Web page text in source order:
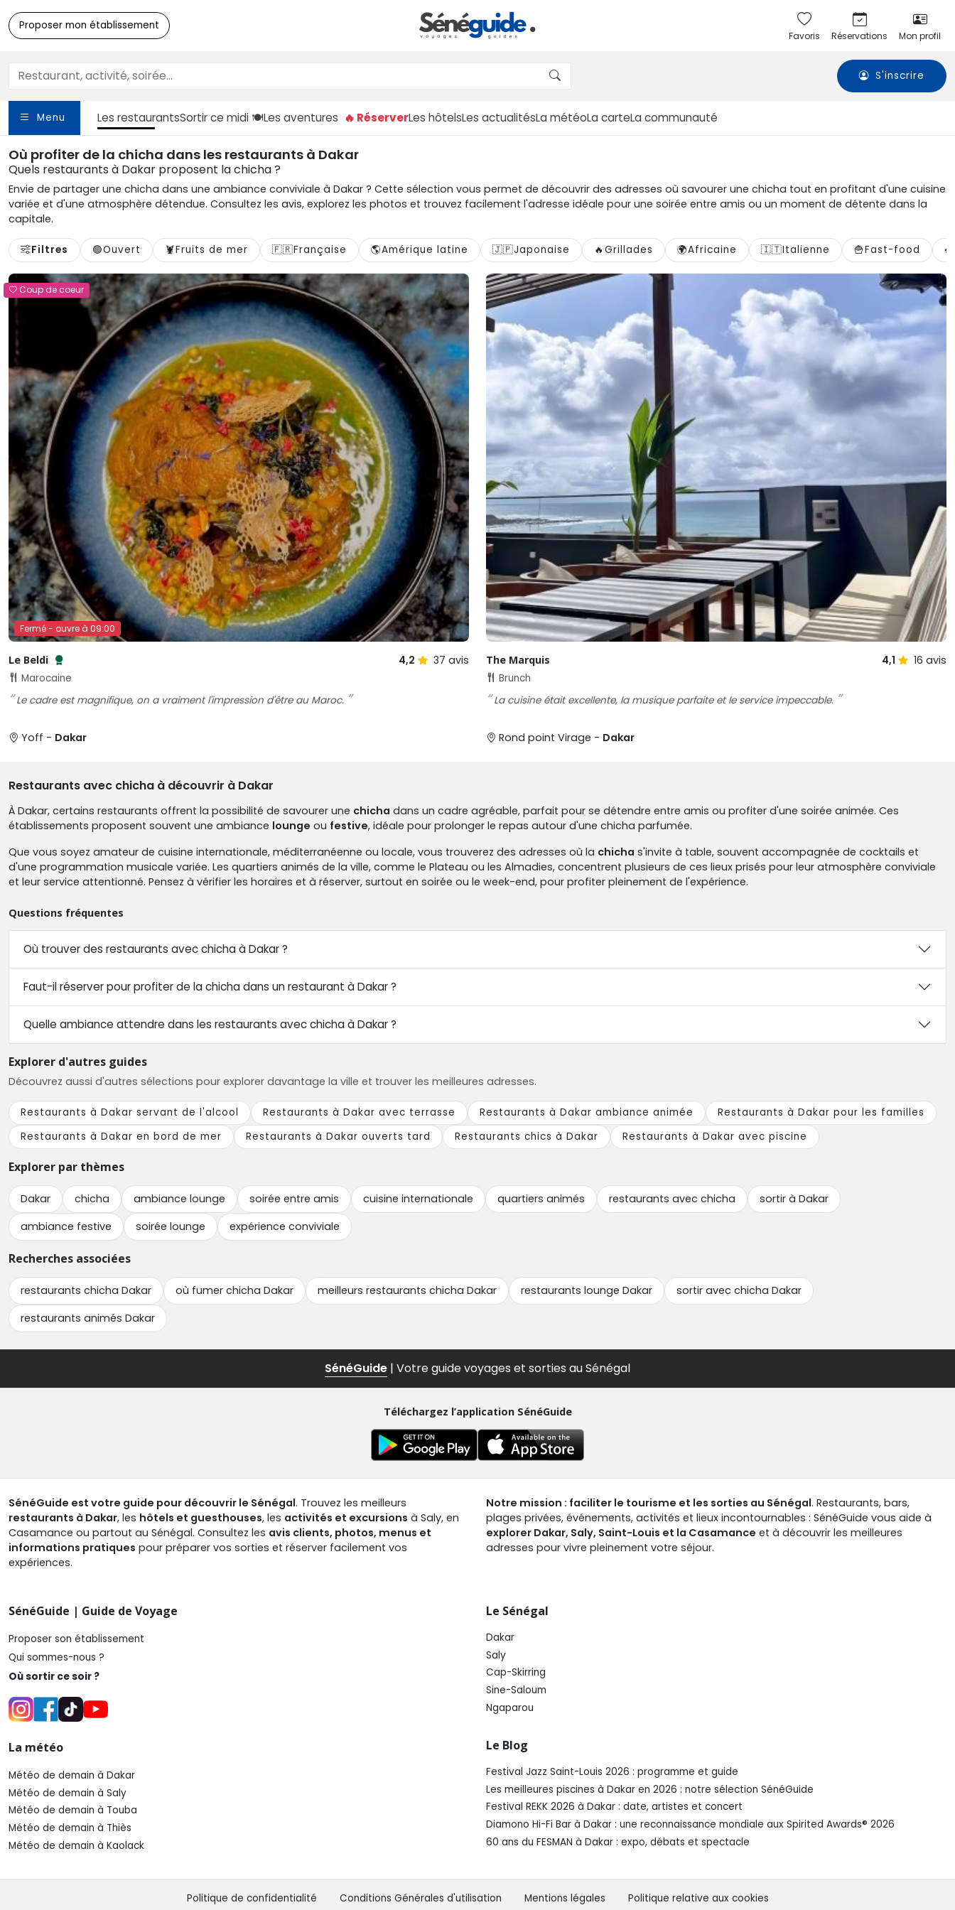
Proposer mon établissement
Favoris Réservations Mon profil
S'inscrire
Menu Les restaurantsSortirce midi 🍽️Les aventures 🔥 RéserverLes hôtelsLes actualitésLa météoLa carteLa communauté
Où profiter de la chicha dans les restaurants à Dakar
Quels restaurants à Dakar proposent la chicha ?
Envie de partager une chicha dans une ambiance conviviale à Dakar ? Cette sélection vous permet de découvrir des adresses où savourer une chicha tout en profitant d'une cuisine
variée et d'une atmosphère détendue. Consultez les avis, explorez les photos et trouvez facilement l'adresse idéale pour une soirée entre amis ou un moment de détente dans la
capitale.
Filtres 🟢Ouvert 🦞Fruits de mer 🇫🇷Française 🌎Amérique latine 🇯🇵Japonaise 🔥 Grillades 🌍Africaine 🇮🇹Italienne 🍟Fast-food 🍣
Fermé - ouvre à 09:00
Coup de coeur
Le Beldi
Testé et approuvé par SénéGuide
4,2 37 avis
Marocaine
Le cadre est magnifique, on a vraiment l'impression d'être au Maroc.
Yoff - Dakar
The Marquis 4,1 16 avis
Brunch
La cuisine était excellente, la musique parfaite et le service impeccable.
Rond point Virage - Dakar
Restaurants avec chicha à découvrir à Dakar
À Dakar, certains restaurants offrent la possibilité de savourer une chicha dans un cadre agréable, parfait pour se détendre entre amis ou profiter d'une soirée animée. Ces
établissements proposent souvent une ambiance lounge ou festive, idéale pour prolonger le repas autour d'une chicha parfumée.
Que vous soyez amateur de cuisine internationale, méditerranéenne ou locale, vous trouverez des adresses où la chicha s'invite à table, souvent accompagnée de cocktails et
d'une programmation musicale variée. Les quartiers animés de la ville, comme le Plateau ou les Almadies, concentrent plusieurs de ces lieux prisés pour leur atmosphère conviviale
et leur service attentionné. Pensez à vérifier les horaires et à réserver, surtout en soirée ou le week-end, pour profiter pleinement de l'expérience.
Questions fréquentes
Où trouver des restaurants avec chicha à Dakar ?
Faut-il réserver pour profiter de la chicha dans un restaurant à Dakar ?
Quelle ambiance attendre dans les restaurants avec chicha à Dakar ?
Explorer d'autres guides
Découvrez aussi d'autres sélections pour explorer davantage la ville et trouver les meilleures adresses.
Restaurants à Dakar servant de l'alcool Restaurants à Dakar avec terrasse Restaurants à Dakar ambiance animée
Restaurants à Dakar pour les familles
Restaurants à Dakar en bord de mer
Restaurants à Dakar ouverts tard Restaurants chics à Dakar Restaurants à Dakar avec piscine
Explorer par thèmes
Dakar chicha ambiance lounge soirée entre amis cuisine internationale quartiers animés restaurants avec chicha
sortir à Dakar
ambiance festive
soirée lounge expérience conviviale
Recherches associées
restaurants chicha Dakar où fumer chicha Dakar meilleurs restaurants chicha Dakar restaurants lounge Dakar
sortir avec chicha Dakar
restaurants animés Dakar
SénéGuide | Votre guide voyages et sorties au Sénégal
Téléchargez l’application SénéGuide
SénéGuide est votre guide pour découvrir le Sénégal. Trouvez les meilleurs
restaurants à Dakar, les hôtels et guesthouses, les activités et excursions à Saly, en
Casamance ou partout au Sénégal. Consultez les avis clients, photos, menus et
informations pratiques pour préparer vos sorties et réserver facilement vos
expériences.
Notre mission : faciliter le tourisme et les sorties au Sénégal. Restaurants, bars,
plages privées, événements, activités et lieux incontournables : SénéGuide vous aide à
explorer Dakar, Saly, Saint-Louis et la Casamance et à découvrir les meilleures
adresses pour vivre pleinement votre séjour.
SénéGuide | Guide de Voyage
Proposer son établissement
Qui sommes-nous ?
Où sortir ce soir ?
Le Sénégal
Dakar
Saly
Cap-Skirring
Sine-Saloum
Ngaparou
La météo
Météo de demain à Dakar
Météo de demain à Saly
Météo de demain à Touba
Météo de demain à Thiès
Météo de demain à Kaolack
Le Blog
Festival Jazz Saint-Louis 2026 : programme et guide
Les meilleures piscines à Dakar en 2026 : notre sélection SénéGuide
Festival REKK 2026 à Dakar : date, artistes et concert
Diamono Hi-Fi Bar à Dakar : une reconnaissance mondiale aux Spirited Awards®️ 2026
60 ans du FESMAN à Dakar : expo, débats et spectacle
Politique de confidentialité Conditions Générales d'utilisation Mentions légales Politique relative aux cookies